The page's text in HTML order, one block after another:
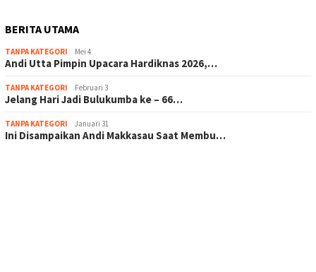
BERITA UTAMA
TANPA KATEGORI Mei 4
Andi Utta Pimpin Upacara Hardiknas 2026,…
TANPA KATEGORI Februari 3
Jelang Hari Jadi Bulukumba ke – 66…
TANPA KATEGORI Januari 31
Ini Disampaikan Andi Makkasau Saat Membu…